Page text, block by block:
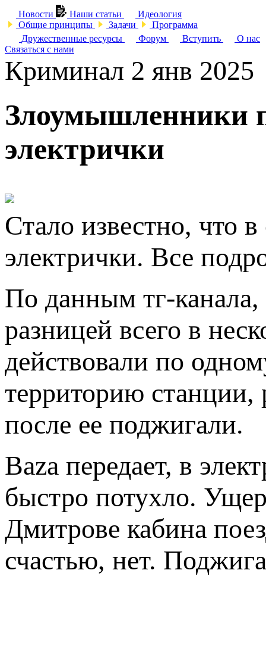
Новости Наши статьи
Идеология
Общие принципы
Задачи
Программа
Дружественные ресурсы
Форум Вступить
О нас
Связаться с нами
Криминал 2 янв 2025
Злоумышленники
электрички
Стало известно, что
электрички. Все
По данным тг-
разницей всего в
действовали по
территорию станции,
после ее поджигали.
Baza передает, в
быстро потухло.
Дмитрове кабина
счастью, нет.